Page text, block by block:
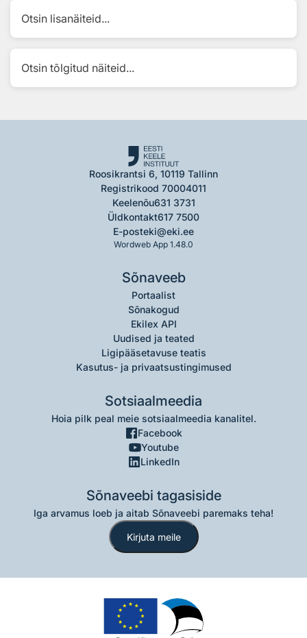
Otsin lisanäiteid...
Otsin tõlgitud näiteid...
Roosikrantsi 6, 10119 Tallinn
Registrikood 70004011
Keelenõu631 3731
Üldkontakt617 7500
E-posteki@eki.ee
Wordweb App 1.48.0
Sõnaveeb
Portaalist
Sõnakogud
Ekilex API
Uudised ja teated
Ligipääsetavuse teatis
Kasutus- ja privaatsustingimused
Sotsiaalmeedia
Hoia pilk peal meie sotsiaalmeedia kanalitel.
Facebook
Youtube
LinkedIn
Sõnaveebi tagasiside
Iga arvamus loeb ja aitab Sõnaveebi paremaks teha!
Kirjuta meile